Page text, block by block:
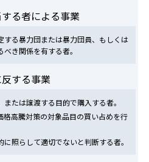
る者による事業
する暴力団または暴力団員、もしくは
き関係を有する者。
する事業
たは譲渡する目的で購入する者。
格高騰対策の対象品目の買い占めを行
照らして適切でないと判断する者。